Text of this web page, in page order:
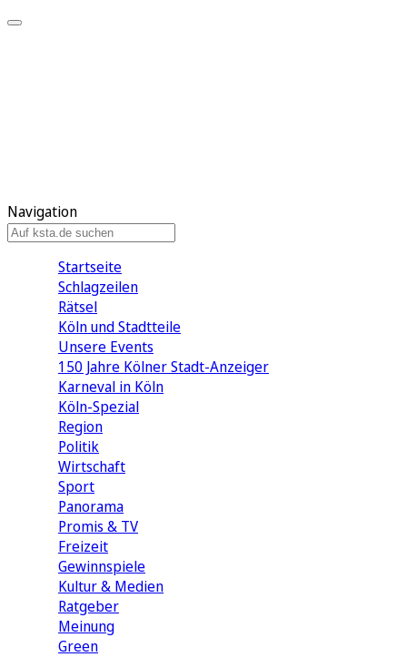
Navigation
Startseite
Schlagzeilen
Rätsel
Köln und Stadtteile
Unsere Events
150 Jahre Kölner Stadt-Anzeiger
Karneval in Köln
Köln-Spezial
Region
Politik
Wirtschaft
Sport
Panorama
Promis & TV
Freizeit
Gewinnspiele
Kultur & Medien
Ratgeber
Meinung
Green